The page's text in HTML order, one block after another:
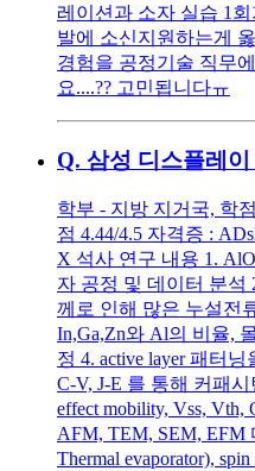
레이션과 소자 실습 1
발에 소신지원하는게
경험을 공정기술 직무
요....?? 고민됩니다ㅠ
Q. 삼성 디스플레
학부 - 지방 지거국, 학
점 4.44/4.5 자격증 :
X 석사 연구 내용 1.
자 공정 및 데이터 분석
께로 인해 많은 누설전
In,Ga,Zn와 Al의 비율,
정 4. active layer 패터
C-V, J-E 를 통해 커패
effect mobility, Vss,
AFM, TEM, SEM, EFM
Thermal evaporator),